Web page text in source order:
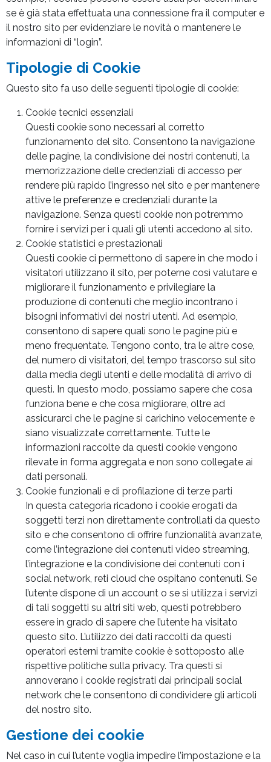
se è già stata effettuata una connessione fra il computer e
il nostro sito per evidenziare le novità o mantenere le
informazioni di “login”.
Tipologie di Cookie
Questo sito fa uso delle seguenti tipologie di cookie:
Cookie tecnici essenziali
Questi cookie sono necessari al corretto
funzionamento del sito. Consentono la navigazione
delle pagine, la condivisione dei nostri contenuti, la
memorizzazione delle credenziali di accesso per
rendere più rapido l’ingresso nel sito e per mantenere
attive le preferenze e credenziali durante la
navigazione. Senza questi cookie non potremmo
fornire i servizi per i quali gli utenti accedono al sito.
Cookie statistici e prestazionali
Questi cookie ci permettono di sapere in che modo i
visitatori utilizzano il sito, per poterne così valutare e
migliorare il funzionamento e privilegiare la
produzione di contenuti che meglio incontrano i
bisogni informativi dei nostri utenti. Ad esempio,
consentono di sapere quali sono le pagine più e
meno frequentate. Tengono conto, tra le altre cose,
del numero di visitatori, del tempo trascorso sul sito
dalla media degli utenti e delle modalità di arrivo di
questi. In questo modo, possiamo sapere che cosa
funziona bene e che cosa migliorare, oltre ad
assicurarci che le pagine si carichino velocemente e
siano visualizzate correttamente. Tutte le
informazioni raccolte da questi cookie vengono
rilevate in forma aggregata e non sono collegate ai
dati personali.
Cookie funzionali e di profilazione di terze parti
In questa categoria ricadono i cookie erogati da
soggetti terzi non direttamente controllati da questo
sito e che consentono di offrire funzionalità avanzate,
come l’integrazione dei contenuti video streaming,
l’integrazione e la condivisione dei contenuti con i
social network, reti cloud che ospitano contenuti. Se
l’utente dispone di un account o se si utilizza i servizi
di tali soggetti su altri siti web, questi potrebbero
essere in grado di sapere che l’utente ha visitato
questo sito. L’utilizzo dei dati raccolti da questi
operatori esterni tramite cookie è sottoposto alle
rispettive politiche sulla privacy. Tra questi si
annoverano i cookie registrati dai principali social
network che le consentono di condividere gli articoli
del nostro sito.
Gestione dei cookie
Nel caso in cui l’utente voglia impedire l’impostazione e la